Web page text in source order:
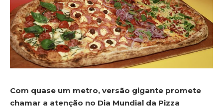
Com quase um metro, versão gigante promete
chamar a atenção no Dia Mundial da Pizza